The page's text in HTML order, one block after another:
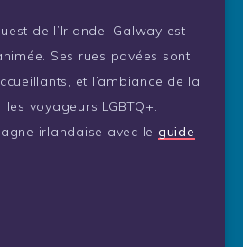
de l’Irlande, Galway est
Ses rues pavées sont
et l’ambiance de la
voyageurs LGBTQ+.
irlandaise avec le guide